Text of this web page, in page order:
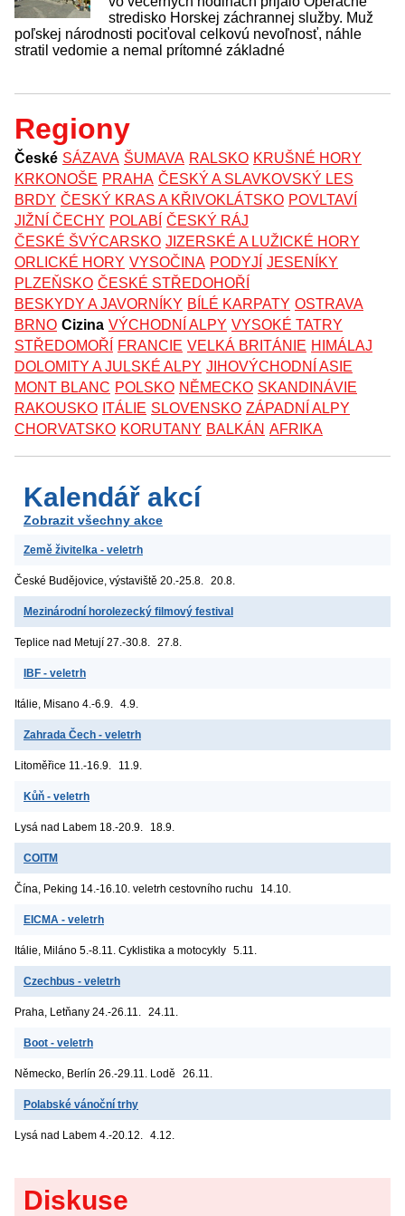
stredisko Horskej záchrannej služby. Muž
poľskej národnosti pociťoval celkovú nevoľnosť, náhle
stratil vedomie a nemal prítomné základné
Regiony
České SÁZAVA ŠUMAVA RALSKO KRUŠNÉ HORY
KRKONOŠE PRAHA ČESKÝ A SLAVKOVSKÝ LES
BRDY ČESKÝ KRAS A KŘIVOKLÁTSKO POVLTAVÍ
JIŽNÍ ČECHY POLABÍ ČESKÝ RÁJ
ČESKÉ ŠVÝCARSKO JIZERSKÉ A LUŽICKÉ HORY
ORLICKÉ HORY VYSOČINA PODYJÍ JESENÍKY
PLZEŇSKO ČESKÉ STŘEDOHOŘÍ
BESKYDY A JAVORNÍKY BÍLÉ KARPATY OSTRAVA
BRNO Cizina VÝCHODNÍ ALPY VYSOKÉ TATRY
STŘEDOMOŘÍ
FRANCIE VELKÁ BRITÁNIE HIMÁLAJ
DOLOMITY A JULSKÉ ALPY JIHOVÝCHODNÍ ASIE
MONT BLANC POLSKO NĚMECKO SKANDINÁVIE
RAKOUSKO ITÁLIE SLOVENSKO ZÁPADNÍ ALPY
CHORVATSKO KORUTANY BALKÁN AFRIKA
Kalendář akcí
Zobrazit všechny akce
Země živitelka - veletrh
České Budějovice, výstaviště 20.-25.8. 20.8.
Mezinárodní horolezecký filmový festival
Teplice nad Metují 27.-30.8. 27.8.
IBF - veletrh
Itálie, Misano 4.-6.9. 4.9.
Zahrada Čech - veletrh
Litoměřice 11.-16.9. 11.9.
Kůň - veletrh
Lysá nad Labem 18.-20.9. 18.9.
COITM
Čína, Peking 14.-16.10. veletrh cestovního ruchu 14.10.
EICMA - veletrh
Itálie, Miláno 5.-8.11. Cyklistika a motocykly 5.11.
Czechbus - veletrh
Praha, Letňany 24.-26.11. 24.11.
Boot - veletrh
Německo, Berlín 26.-29.11. Lodě 26.11.
Polabské vánoční trhy
Lysá nad Labem 4.-20.12. 4.12.
Diskuse